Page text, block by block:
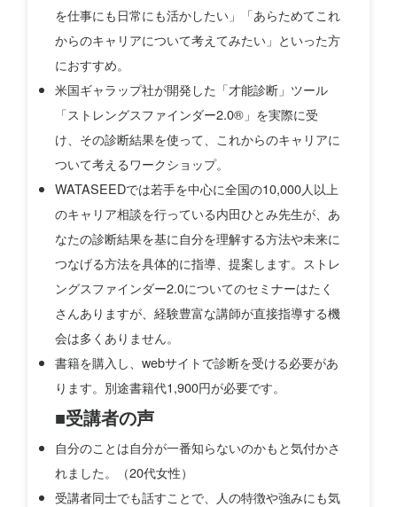
を仕事にも日常にも活かしたい」「あらためてこれ
からのキャリアについて考えてみたい」といった方
におすすめ。
米国ギャラップ社が開発した「才能診断」ツール
「ストレングスファインダー2.0®」を実際に受
け、その診断結果を使って、これからのキャリアに
ついて考えるワークショップ。
WATASEEDでは若手を中心に全国の10,000人以上
のキャリア相談を行っている内田ひとみ先生が、あ
なたの診断結果を基に自分を理解する方法や未来に
つなげる方法を具体的に指導、提案します。ストレ
ングスファインダー2.0についてのセミナーはたく
さんありますが、経験豊富な講師が直接指導する機
会は多くありません。
書籍を購入し、webサイトで診断を受ける必要があ
ります。別途書籍代1,900円が必要です。
■受講者の声
自分のことは自分が一番知らないのかもと気付かさ
れました。（20代女性）
受講者同士でも話すことで、人の特徴や強みにも気